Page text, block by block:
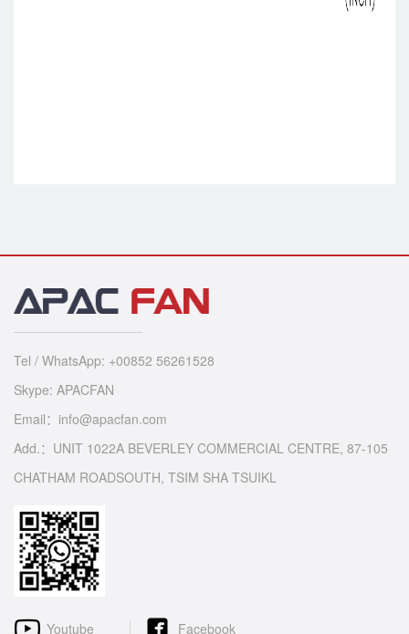
Tel / WhatsApp: +00852 56261528
Skype: APACFAN
Email：info@apacfan.com
Add.：UNIT 1022A BEVERLEY COMMERCIAL CENTRE, 87-105
CHATHAM ROADSOUTH, TSIM SHA TSUIKL
Youtube Facebook